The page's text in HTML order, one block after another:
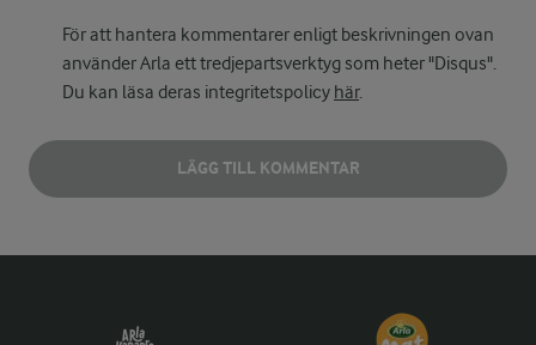
För att hantera kommentarer enligt beskrivningen ovan
använder Arla ett tredjepartsverktyg som heter "Disqus".
Du kan läsa deras integritetspolicy här.
LÄGG TILL KOMMENTAR